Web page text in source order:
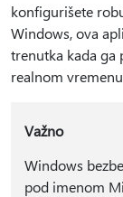
konfigurišete
Windows, ova
trenutka kada ga
realnom
Važno
Windows
pod imenom